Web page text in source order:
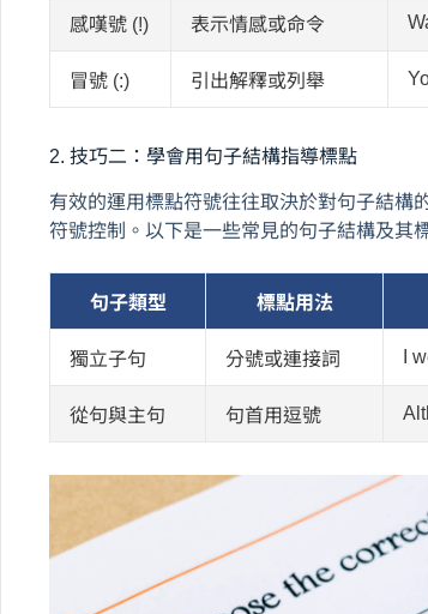
感嘆號 (!) 表示情感或命令
冒號 (:) 引出解釋或列舉
2. 技巧二：學會用句子結構指導標點
有效的運用標點符號往往取決於對句子結構
符號控制。以下是一些常見的句子結構及其
句子類型 標點用法
獨立子句 分號或連接詞 I
從句與主句 句首用逗號